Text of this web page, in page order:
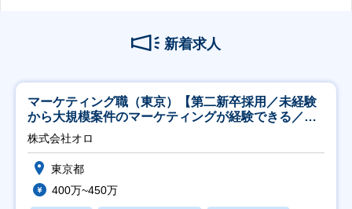
新着求人
マーケティング職（東京）【第二新卒採用／未経験
から大規模案件のマーケティングが経験できる／研
修充実】
株式会社オロ
東京都
400万~450万